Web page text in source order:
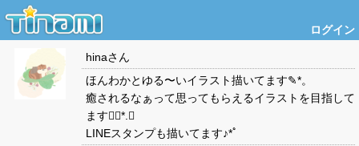
ログイン
hinaさん
ほんわかとゆる〜いイラスト描いてます✎*。
癒されるなぁって思ってもらえるイラストを目指して
ます❁⃘*.ﾟ
LINEスタンプも描いてます♪*ﾟ